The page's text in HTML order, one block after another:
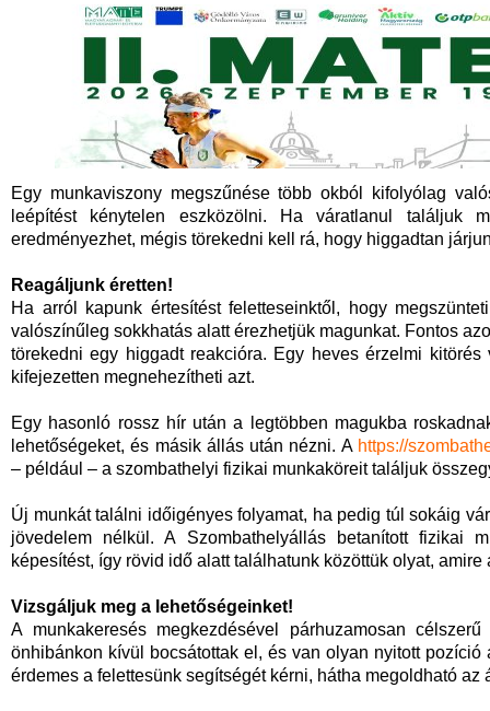
Egy munkaviszony megszűnése több okból kifolyólag
leépítést kénytelen eszközölni. Ha váratlanul találjuk
eredményezhet, mégis törekedni kell rá, hogy higgadtan
Reagáljunk éretten!
Ha arról kapunk értesítést feletteseinktől, hogy
valószínűleg sokkhatás alatt érezhetjük magunkat. Fontos
törekedni egy higgadt reakcióra. Egy heves érzelmi
kifejezetten megnehezítheti azt.
Egy hasonló rossz hír után a legtöbben magukba
lehetőségeket, és másik állás után nézni. A https://
– például – a szombathelyi fizikai munkaköreit találjuk
Új munkát találni időigényes folyamat, ha pedig túl sokáig
jövedelem nélkül. A Szombathelyállás betanított fizikai
képesítést, így rövid idő alatt találhatunk közöttük olyat,
Vizsgáljuk meg a lehetőségeinket!
A munkakeresés megkezdésével párhuzamosan
önhibánkon kívül bocsátottak el, és van olyan nyitott
érdemes a felettesünk segítségét kérni, hátha megoldható az